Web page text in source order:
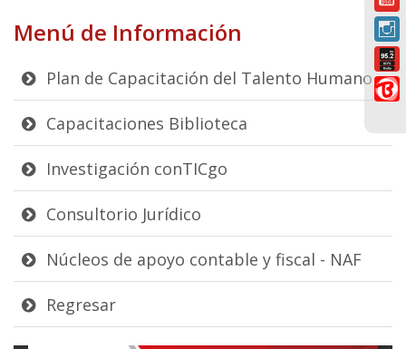
Menú de Información
Plan de Capacitación del Talento Humano
Capacitaciones Biblioteca
Investigación conTICgo
Consultorio Jurídico
Núcleos de apoyo contable y fiscal - NAF
Regresar